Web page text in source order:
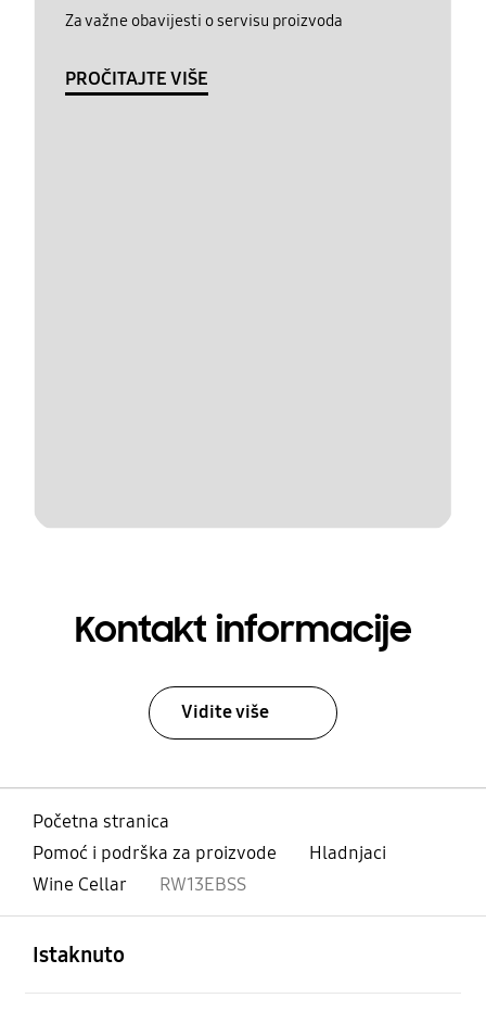
Za važne obavijesti o servisu proizvoda
PROČITAJTE VIŠE
Kontakt informacije
Vidite više
Početna stranica
Pomoć i podrška za proizvode
Hladnjaci
Wine Cellar
RW13EBSS
Istaknuto